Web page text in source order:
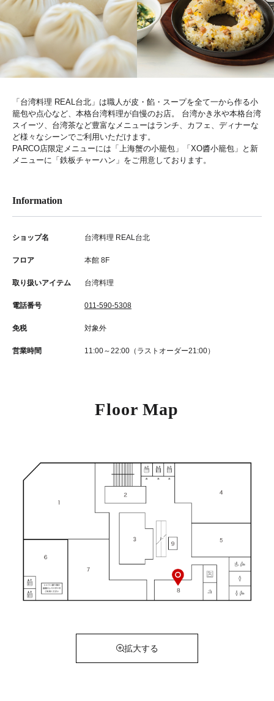
「台湾料理 REAL台北」は職人が皮・餡・スープを全て一から作る小
籠包や点心など、本格台湾料理が自慢のお店。 台湾かき氷や本格台湾
スイーツ、台湾茶など豊富なメニューはランチ、カフェ、ディナーな
ど様々なシーンでご利用いただけます。
PARCO店限定メニューには「上海蟹の小籠包」「XO醬小籠包」と新
メニューに「鉄板チャーハン」をご用意しております。
Information
ショップ名 台湾料理 REAL台北
フロア 本館 8F
取り扱いアイテム 台湾料理
電話番号 011-590-5308
免税 対象外
営業時間 11:00～22:00（ラストオーダー21:00）
Floor Map
拡大する